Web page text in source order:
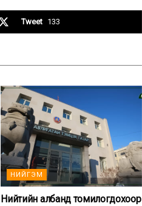
Tweet 133
НИЙГЭМ
Нийтийн албанд томилогдохоор